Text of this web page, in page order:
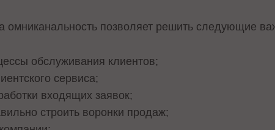
омниканальность позволяет решить следующие
обслуживания клиентов;
сервиса;
входящих заявок;
строить воронки продаж;